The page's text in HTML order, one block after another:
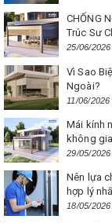
CHỐNG
Trúc Sư
25/06/2026
Vì Sao
Ngoài?
11/06/2026
Mái kính
không
29/05/2026
Nên lựa
hợp lý
18/05/2026